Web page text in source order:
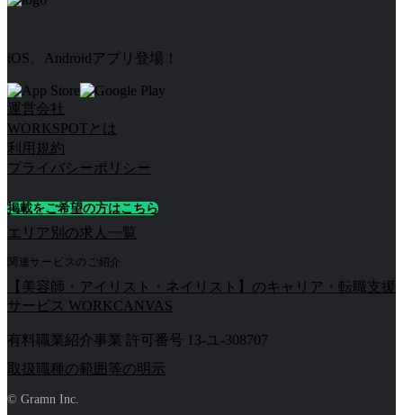
iOS、Androidアプリ登場！
運営会社
WORKSPOTとは
利用規約
プライバシーポリシー
掲載をご希望の方はこちら
エリア別の求人一覧
関連サービスのご紹介
【美容師・アイリスト・ネイリスト】のキャリア・転職支援
サービス WORKCANVAS
有料職業紹介事業 許可番号 13-ユ-308707
取扱職種の範囲等の明示
© Gramn Inc.